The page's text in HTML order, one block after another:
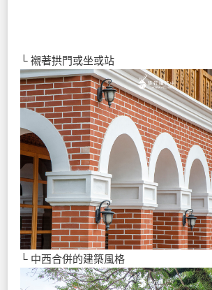
└ 襯著拱門或坐或站
└ 中西合併的建築風格